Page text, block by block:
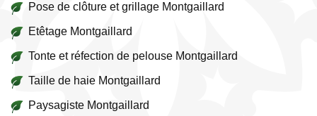
Pose de clôture et grillage Montgaillard
Etêtage Montgaillard
Tonte et réfection de pelouse Montgaillard
Taille de haie Montgaillard
Paysagiste Montgaillard